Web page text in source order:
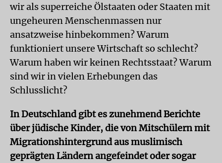
wir als superreiche Ölstaaten oder Staaten mit
ungeheuren Menschenmassen nur
ansatzweise hinbekommen? Warum
funktioniert unsere Wirtschaft so schlecht?
Warum haben wir keinen Rechtsstaat? Warum
sind wir in vielen Erhebungen das
Schlusslicht?
In Deutschland gibt es zunehmend Berichte
über jüdische Kinder, die von Mitschülern mit
Migrationshintergrund aus muslimisch
geprägten Ländern angefeindet oder sogar